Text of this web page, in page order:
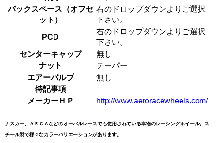
バックスペース（オフセ
ット）
右のドロップダウンよりご選択
下さい。
PCD
右のドロップダウンよりご選択
下さい。
センターキャップ
無し
ナット
テーパー
エアーバルブ
無し
特記事項
メーカーＨＰ
http://www.aeroracewheels.com/
ナスカー、ＡＲＣＡなどのオーバルレースでも使用されている本物のレーシングホイール。ス
チール製で様々なカラーバリエーションがあります。